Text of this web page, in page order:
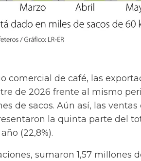
comercial de café, las
de 2026 frente al mismo
de sacos. Aún así, las
la quinta parte del
(22,8%).
sumaron 1,57 millones